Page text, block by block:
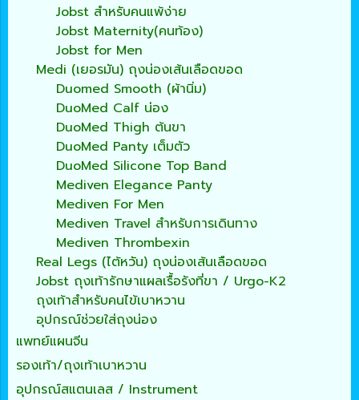
Jobst สำหรับคนแพ้ง่าย
Jobst Maternity(คนท้อง)
Jobst for Men
Medi (เยอรมัน) ถุงน่องเส้นเลือดขอด
Duomed Smooth (ผ้านิ่ม)
DuoMed Calf น่อง
DuoMed Thigh ต้นขา
DuoMed Panty เต็มตัว
DuoMed Silicone Top Band
Mediven Elegance Panty
Mediven For Men
Mediven Travel สำหรับการเดินทาง
Mediven Thrombexin
Real Legs (ไต้หวัน) ถุงน่องเส้นเลือดขอด
Jobst ถุงเท้ารักษาแผลเรื้อรังที่ขา / Urgo-K2
ถุงเท้าสำหรับคนไข้เบาหวาน
อุปกรณ์ช่วยใส่ถุงน่อง
แพทย์แผนจีน
รองเท้า/ถุงเท้าเบาหวาน
อุปกรณ์สแตนเลส / Instrument